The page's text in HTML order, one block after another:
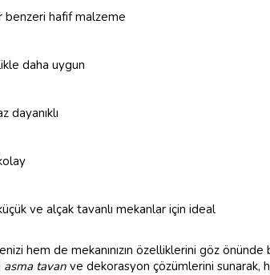
benzeri hafif malzeme
daha uygun
dayanıklı
ve alçak tavanlı mekanlar için ideal
hem de mekanınızın özelliklerini göz önünde
asma tavan ve dekorasyon çözümlerini sunarak,